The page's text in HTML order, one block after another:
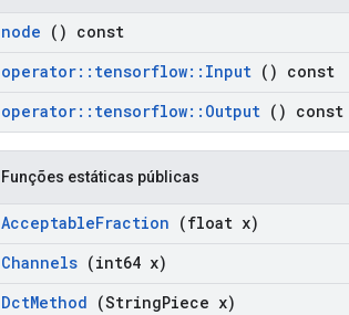
node () const
operator:: tensorflow:: Input () const
operator:: tensorflow:: Output () const
Funções estáticas públicas
AcceptableFraction (float x)
Channels (int64 x)
DctMethod (StringPiece x)